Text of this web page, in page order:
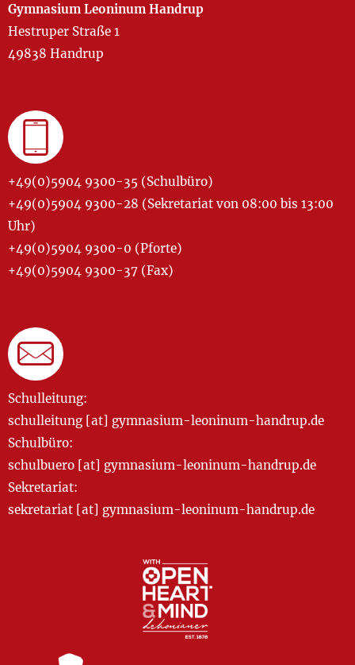
Gymnasium Leoninum Handrup
Hestruper Straße 1
49838 Handrup
+49(0)5904 9300-35 (Schulbüro)
+49(0)5904 9300-28 (Sekretariat von 08:00 bis 13:00
Uhr)
+49(0)5904 9300-0 (Pforte)
+49(0)5904 9300-37 (Fax)
Schulleitung:
schulleitung [at] gymnasium-leoninum-handrup.de
Schulbüro:
schulbuero [at] gymnasium-leoninum-handrup.de
Sekretariat:
sekretariat [at] gymnasium-leoninum-handrup.de